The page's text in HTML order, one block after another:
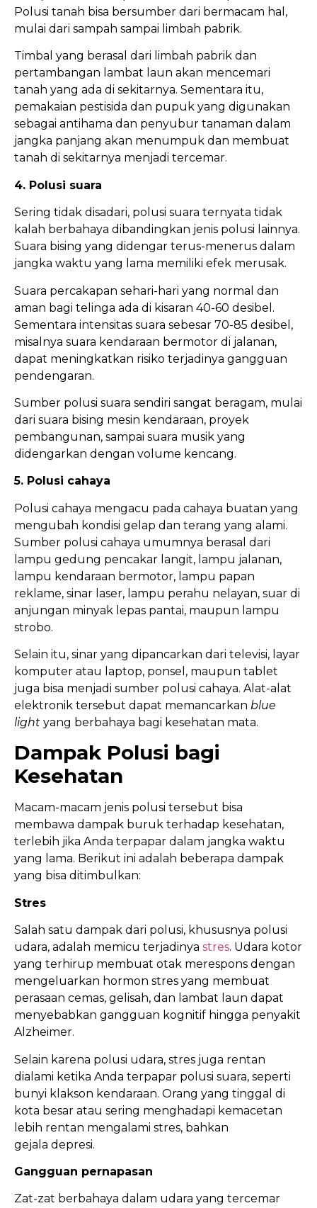
Polusi tanah bisa bersumber dari bermacam hal,
mulai dari sampah sampai limbah pabrik.
Timbal yang berasal dari limbah pabrik dan
pertambangan lambat laun akan mencemari
tanah yang ada di sekitarnya. Sementara itu,
pemakaian pestisida dan pupuk yang digunakan
sebagai antihama dan penyubur tanaman dalam
jangka panjang akan menumpuk dan membuat
tanah di sekitarnya menjadi tercemar.
4. Polusi suara
Sering tidak disadari, polusi suara ternyata tidak
kalah berbahaya dibandingkan jenis polusi lainnya.
Suara bising yang didengar terus-menerus dalam
jangka waktu yang lama memiliki efek merusak.
Suara percakapan sehari-hari yang normal dan
aman bagi telinga ada di kisaran 40-60 desibel.
Sementara intensitas suara sebesar 70-85 desibel,
misalnya suara kendaraan bermotor di jalanan,
dapat meningkatkan risiko terjadinya gangguan
pendengaran.
Sumber polusi suara sendiri sangat beragam, mulai
dari suara bising mesin kendaraan, proyek
pembangunan, sampai suara musik yang
didengarkan dengan volume kencang.
5. Polusi cahaya
Polusi cahaya mengacu pada cahaya buatan yang
mengubah kondisi gelap dan terang yang alami.
Sumber polusi cahaya umumnya berasal dari
lampu gedung pencakar langit, lampu jalanan,
lampu kendaraan bermotor, lampu papan
reklame, sinar laser, lampu perahu nelayan, suar di
anjungan minyak lepas pantai, maupun lampu
strobo.
Selain itu, sinar yang dipancarkan dari televisi, layar
komputer atau laptop, ponsel, maupun tablet
juga bisa menjadi sumber polusi cahaya. Alat-alat
elektronik tersebut dapat memancarkan blue
light yang berbahaya bagi kesehatan mata.
Dampak Polusi bagi
Kesehatan
Macam-macam jenis polusi tersebut bisa
membawa dampak buruk terhadap kesehatan,
terlebih jika Anda terpapar dalam jangka waktu
yang lama. Berikut ini adalah beberapa dampak
yang bisa ditimbulkan:
Stres
Salah satu dampak dari polusi, khususnya polusi
udara, adalah memicu terjadinya stres. Udara kotor
yang terhirup membuat otak merespons dengan
mengeluarkan hormon stres yang membuat
perasaan cemas, gelisah, dan lambat laun dapat
menyebabkan gangguan kognitif hingga penyakit
Alzheimer.
Selain karena polusi udara, stres juga rentan
dialami ketika Anda terpapar polusi suara, seperti
bunyi klakson kendaraan. Orang yang tinggal di
kota besar atau sering menghadapi kemacetan
lebih rentan mengalami stres, bahkan
gejala depresi.
Gangguan pernapasan
Zat-zat berbahaya dalam udara yang tercemar